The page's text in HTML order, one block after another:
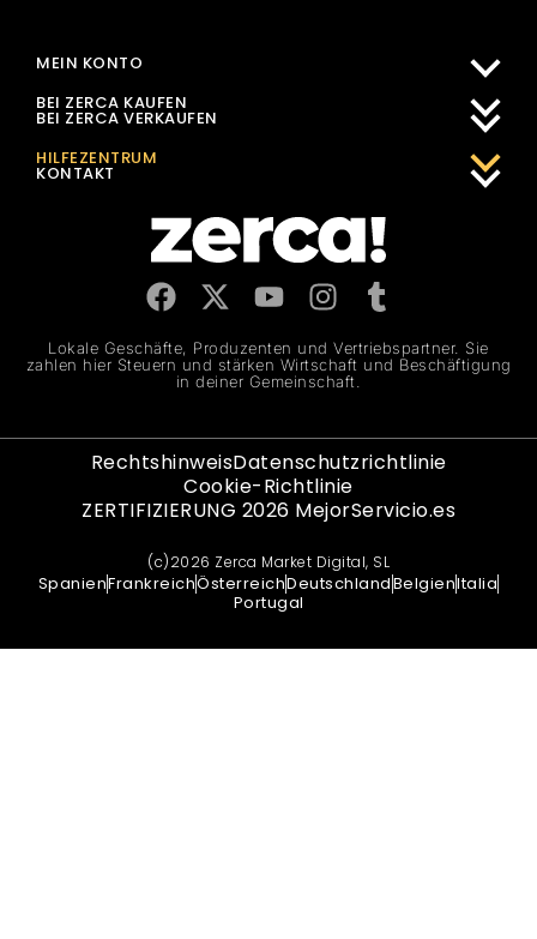
Lokale Geschäfte, Produzenten und Vertriebspartner. Sie
zahlen hier Steuern und stärken Wirtschaft und Beschäftigung
in deiner Gemeinschaft.
MEIN KONTO
BEI ZERCA KAUFEN
BEI ZERCA VERKAUFEN
HILFEZENTRUM
KONTAKT
RechtshinweisDatenschutzrichtlinie
Cookie-Richtlinie
ZERTIFIZIERUNG 2026 MejorServicio.es
(c)2026 Zerca Market Digital, SL
SpanienFrankreichÖsterreichDeutschlandBelgienItalia
Portugal